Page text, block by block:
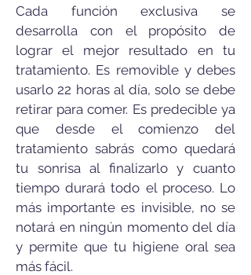
Cada función exclusiva se
desarrolla con el propósito de
lograr el mejor resultado en tu
tratamiento. Es removible y debes
usarlo 22 horas al día, solo se debe
retirar para comer. Es predecible ya
que desde el comienzo del
tratamiento sabrás como quedará
tu sonrisa al finalizarlo y cuanto
tiempo durará todo el proceso. Lo
más importante es invisible, no se
notará en ningún momento del día
y permite que tu higiene oral sea
más fácil.